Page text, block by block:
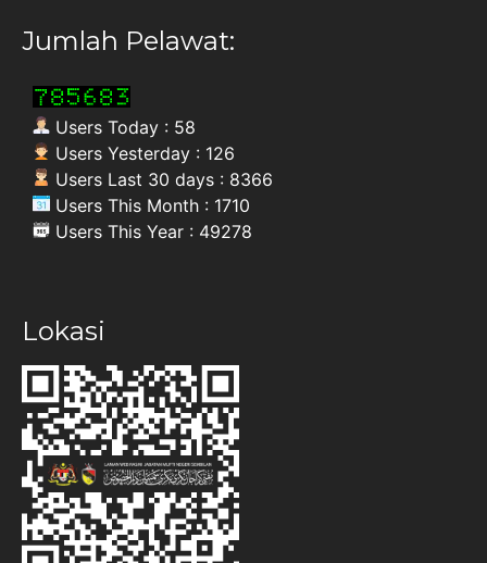
Jumlah Pelawat:
Users Today : 58
Users Yesterday : 126
Users Last 30 days : 8366
Users This Month : 1710
Users This Year : 49278
Lokasi